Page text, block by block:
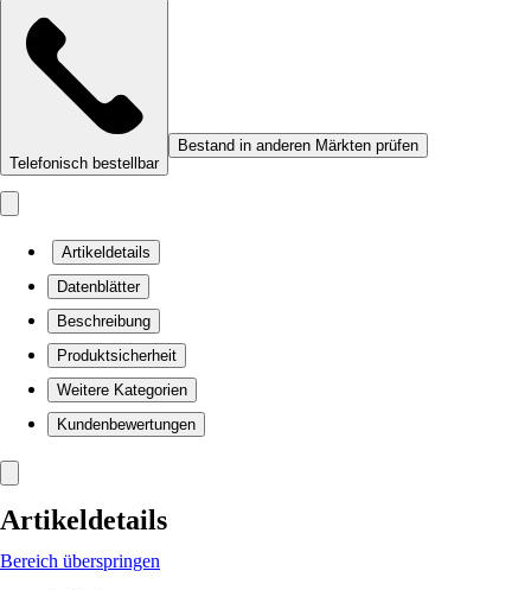
Telefonisch bestellbar
Bestand in anderen Märkten prüfen
Artikeldetails
Datenblätter
Beschreibung
Produktsicherheit
Weitere Kategorien
Kundenbewertungen
Artikeldetails
Bereich überspringen